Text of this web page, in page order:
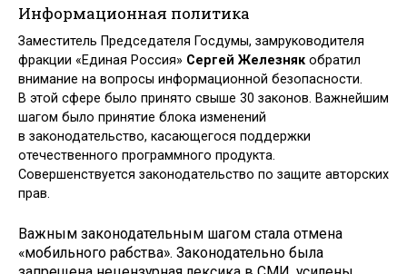
Информационная политика
Заместитель Председателя Госдумы, замруководителя
фракции «Единая Россия» Сергей Железняк обратил
внимание на вопросы информационной безопасности.
В этой сфере было принято свыше 30 законов. Важнейшим
шагом было принятие блока изменений
в законодательство, касающегося поддержки
отечественного программного продукта.
Совершенствуется законодательство по защите авторских
прав.
Важным законодательным шагом стала отмена
«мобильного рабства». Законодательно была